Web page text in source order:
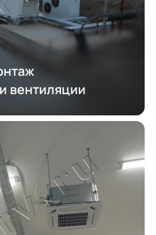
вентиляции